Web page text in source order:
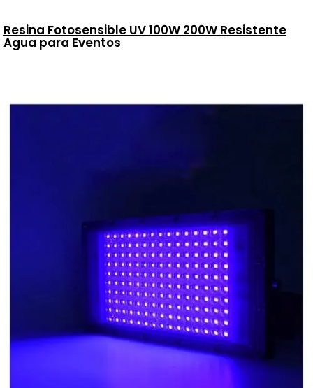
Resina Fotosensible UV 100W 200W Resistente
Agua para Eventos